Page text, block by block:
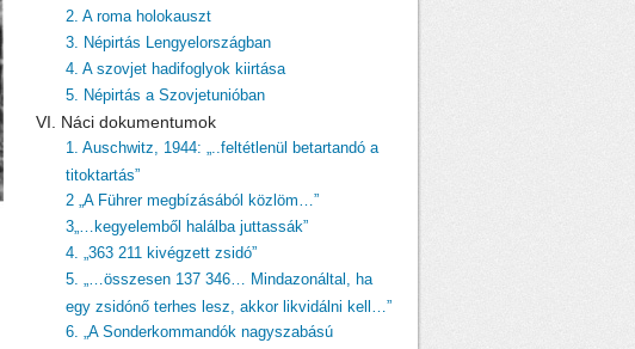
2. A roma holokauszt
3. Népirtás Lengyelországban
4. A szovjet hadifoglyok kiirtása
5. Népirtás a Szovjetunióban
VI. Náci dokumentumok
1. Auschwitz, 1944: „..feltétlenül betartandó a
titoktartás”
2 „A Führer megbízásából közlöm…”
3„…kegyelemből halálba juttassák”
4. „363 211 kivégzett zsidó”
5. „…összesen 137 346… Mindazonáltal, ha
egy zsidónő terhes lesz, akkor likvidálni kell…”
6. „A Sonderkommandók nagyszabású